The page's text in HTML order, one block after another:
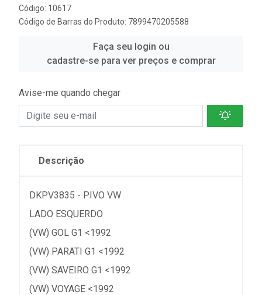
Código: 10617
Código de Barras do Produto: 7899470205588
Faça seu login ou
cadastre-se para ver preços e comprar
Avise-me quando chegar
Descrição
DKPV3835 - PIVO VW
LADO ESQUERDO
(VW) GOL G1 <1992
(VW) PARATI G1 <1992
(VW) SAVEIRO G1 <1992
(VW) VOYAGE <1992